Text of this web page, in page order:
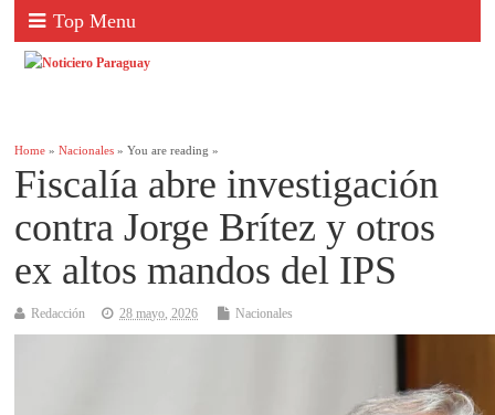
Top Menu
Home »Nacionales » You are reading »
Fiscalía abre investigación
contra Jorge Brítez y otros
ex altos mandos del IPS
Redacción 28 mayo, 2026 Nacionales